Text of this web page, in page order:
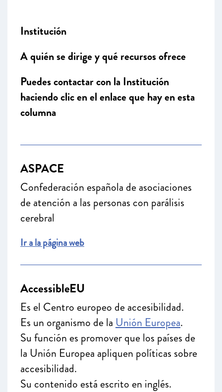
Institución
A quién se dirige y qué recursos ofrece
Puedes contactar con la Institución
haciendo clic en el enlace que hay en esta
columna
ASPACE
Confederación española de asociaciones
de atención a las personas con parálisis
cerebral
Ir a la página web
AccessibleEU
Es el Centro europeo de accesibilidad.
Es un organismo de la Unión Europea.
Su función es promover que los países de
la Unión Europea apliquen políticas sobre
accesibilidad.
Su contenido está escrito en inglés.